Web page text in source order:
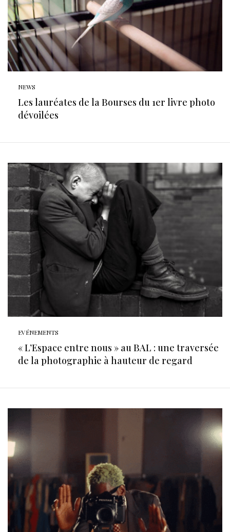
NEWS
Les lauréates de la Bourses du 1er livre photo
dévoilées
EVÉNEMENTS
« L’Espace entre nous » au BAL : une traversée
de la photographie à hauteur de regard